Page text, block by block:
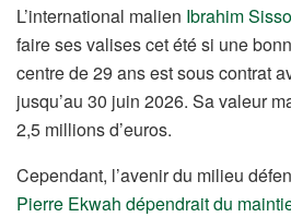
L’international malien Ibrahim
faire ses valises cet été si une
centre de 29 ans est sous contrat
jusqu’au 30 juin 2026. Sa valeur
2,5 millions d’euros.
Cependant, l’avenir du milieu
Pierre Ekwah dépendrait du